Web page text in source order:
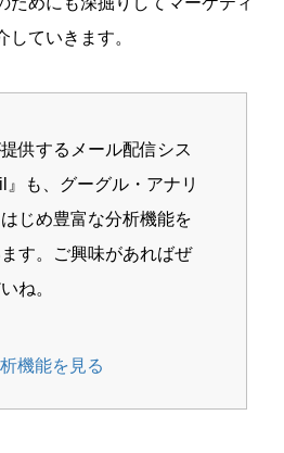
ていきます。
供するメール配信シス
』も、グーグル・アナリ
じめ豊富な分析機能を
す。ご興味があればぜ
ね。
機能を見る